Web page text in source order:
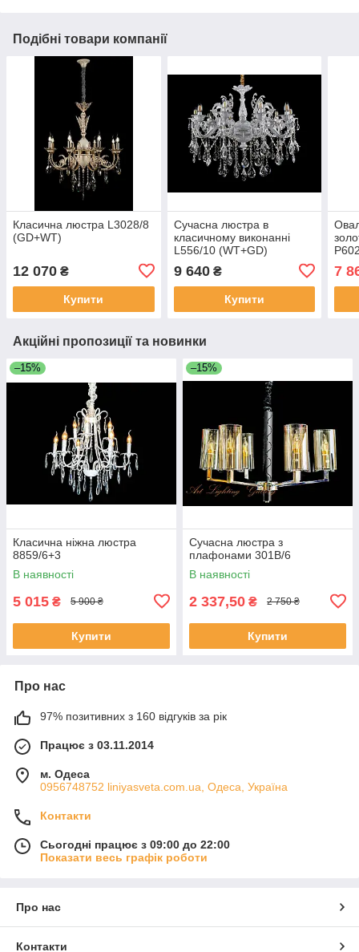
Подібні товари компанії
Класична люстра L3028/8
(GD+WT)
12 070 ₴
Купити
Сучасна люстра в
класичному виконанні
L556/10 (WT+GD)
9 640₴
Купити
7
Акційні пропозиції та новинки
–15%
Класична ніжна люстра
8859/6+3
В наявності
5 015 ₴ 5 900 ₴
Купити
–15%
Сучасна люстра з
плафонами 301B/6
В наявності
2 337,50 ₴ 2 750 ₴
Купити
Про нас
97% позитивних з 160 відгуків за рік
Працює з 03.11.2014
м. Одеса
0956748752 liniyasveta.com.ua, Одеса, Україна
Контакти
Сьогодні працює з 09:00 до 22:00
Показати весь графік роботи
Про нас
Контакти